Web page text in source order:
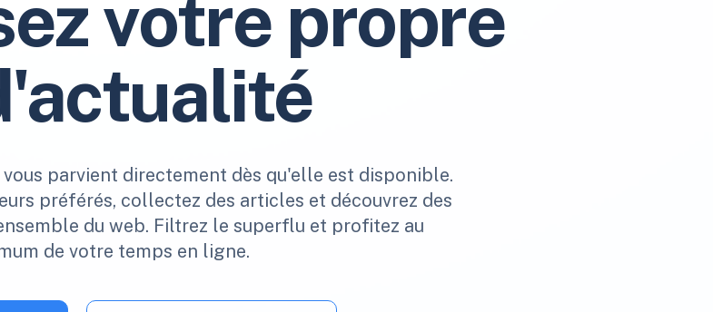
votre propre
parvient directement dès qu'elle est disponible.
préférés, collectez des articles et découvrez des
du web. Filtrez le superflu et profitez au
de votre temps en ligne.